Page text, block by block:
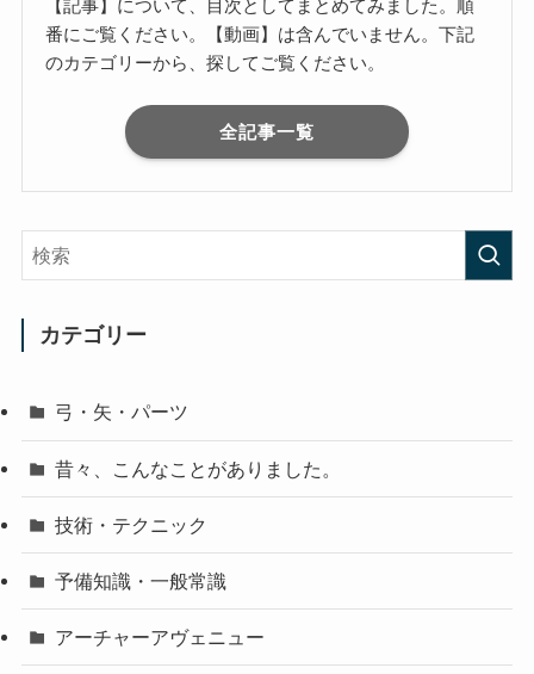
【記事】について、目次としてまとめてみました。順
番にご覧ください。【動画】は含んでいません。下記
のカテゴリーから、探してご覧ください。
全記事一覧
カテゴリー
弓・矢・パーツ
昔々、こんなことがありました。
技術・テクニック
予備知識・一般常識
アーチャーアヴェニュー